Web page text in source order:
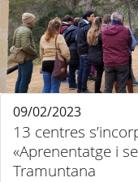
13 centres
«Aprenentatge i
Tramuntana
09/02/2023